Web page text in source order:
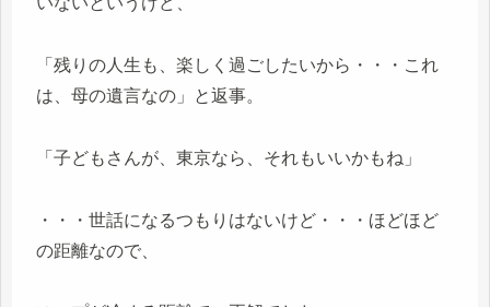
「残りの人生も、楽しく過ごしたいから・・・これ
は、母の遺言なの」と返事。
「子どもさんが、東京なら、それもいいかもね」
・・・世話になるつもりはないけど・・・ほどほど
の距離なので、